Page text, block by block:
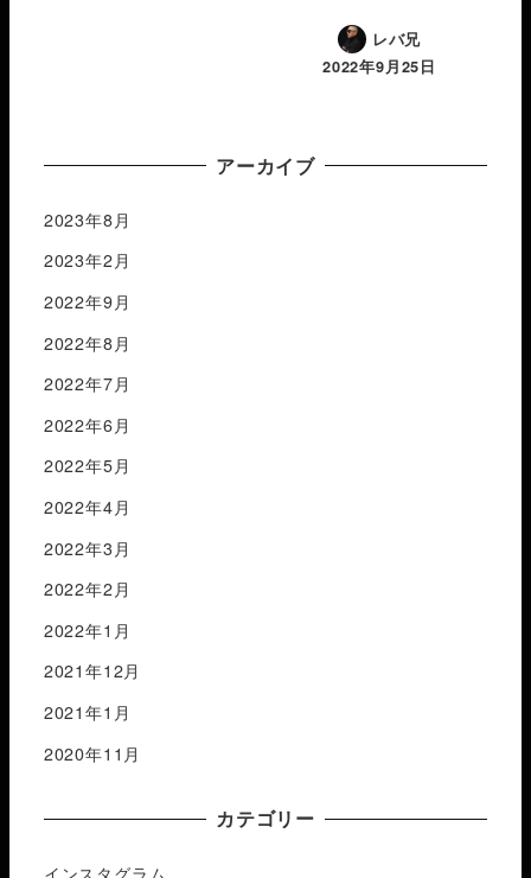
レバ兄
2022年9月25日
アーカイブ
2023年8月
2023年2月
2022年9月
2022年8月
2022年7月
2022年6月
2022年5月
2022年4月
2022年3月
2022年2月
2022年1月
2021年12月
2021年1月
2020年11月
カテゴリー
インスタグラム